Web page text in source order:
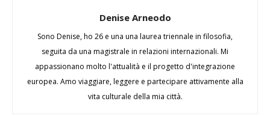
Denise Arneodo
Sono Denise, ho 26 e una una laurea triennale in filosofia,
seguita da una magistrale in relazioni internazionali. Mi
appassionano molto l'attualità e il progetto d'integrazione
europea. Amo viaggiare, leggere e partecipare attivamente alla
vita culturale della mia città.